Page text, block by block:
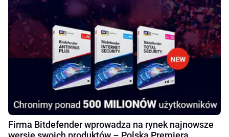
Firma Bitdefender wprowadza na rynek najnowsze